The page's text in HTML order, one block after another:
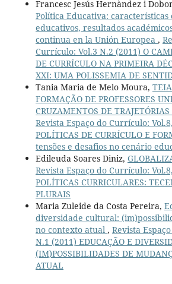
Francesc Jesús Hernàndez i
Política Educativa: características
educativos, resultados
continua en la Unión Europea ,
Currículo: Vol.3 N.2 (2011) O
DE CURRÍCULO NA PRIMEIRA
XXI: UMA POLISSEMIA DE
Tania Maria de Melo Moura,
FORMAÇÃO DE PROFESSORES
CRUZAMENTOS DE
Revista Espaço do Currículo:
POLÍTICAS DE CURRÍCULO E
tensões e desafios no cenário
Edileuda Soares Diniz,
Revista Espaço do Currículo:
POLÍTICAS CURRICULARES:
PLURAIS
Maria Zuleide da Costa Pereira,
diversidade cultural:
no contexto atual , Revista
N.1 (2011) EDUCAÇÃO E
(IM)POSSIBILIDADES DE
ATUAL